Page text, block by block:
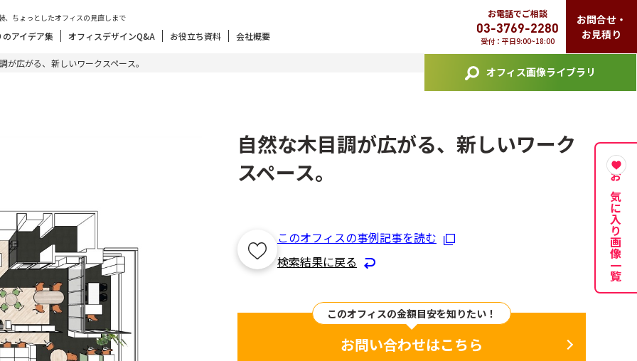
、ちょっとしたオフィスの見直しまで
アイデア集 オフィスデザインQ&A お役立ち資料 会社概要
お電話でご相談
03-3769-2280
受付：平日9:00~18:00
お問合せ・
お見積り
オフィス画像ライブラリ
が広がる、新しいワークスペース。
自然な木目調が広がる、新しいワーク
スペース。
このオフィスの事例記事を読む
検索結果に戻る
このオフィスの金額目安を知りたい！
お問い合わせはこちら
お気に入り画像一覧